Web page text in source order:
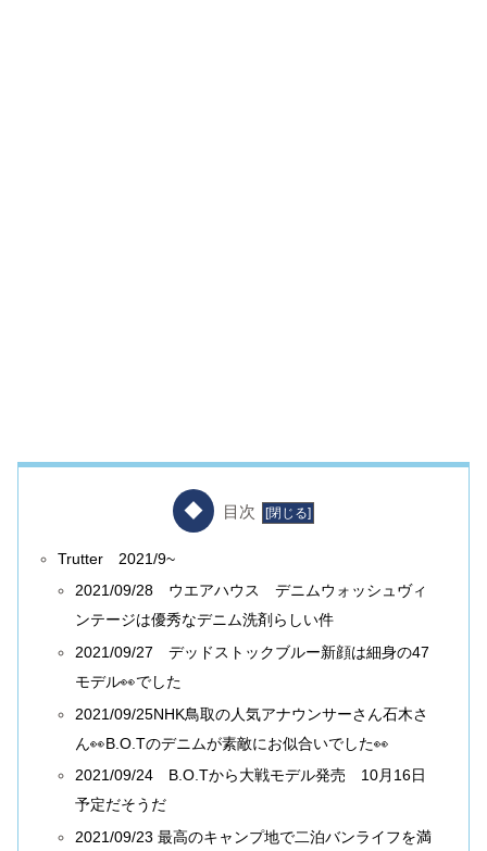
目次
Trutter 2021/9~
2021/09/28 ウエアハウス デニムウォッシュヴィ
ンテージは優秀なデニム洗剤らしい件
2021/09/27 デッドストックブルー新顔は細身の47
モデル👀でした
2021/09/25NHK鳥取の人気アナウンサーさん石木さ
ん👀B.O.Tのデニムが素敵にお似合いでした👀
2021/09/24 B.O.Tから大戦モデル発売 10月16日
予定だそうだ
2021/09/23 最高のキャンプ地で二泊バンライフを満